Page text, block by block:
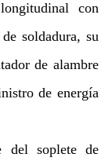
con
soldadura, su
de alambre
de energía
del soplete de